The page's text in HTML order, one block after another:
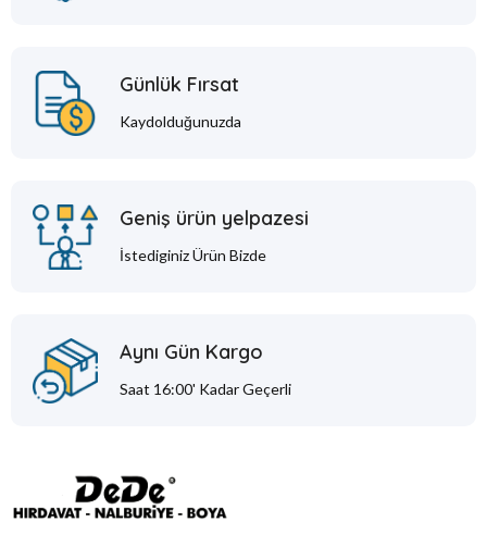
Günlük Fırsat
Kaydolduğunuzda
Geniş ürün yelpazesi
İstediginiz Ürün Bizde
Aynı Gün Kargo
Saat 16:00' Kadar Geçerli